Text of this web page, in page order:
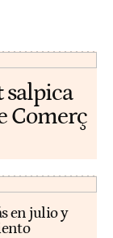
salpica
Comerç
en julio y